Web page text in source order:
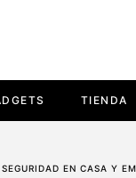
TIENDA
EN CASA Y